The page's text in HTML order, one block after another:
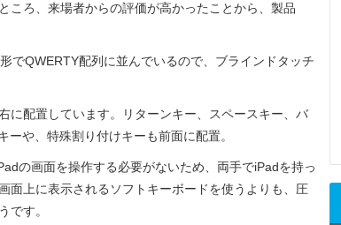
ころ、来場者からの評価が高かったことから、製品
でQWERTY配列に並んでいるので、ブラインドタッチ
配置しています。リターンキー、スペースキー、バ
や、特殊割り付けキーも前面に配置。
の画面を操作する必要がないため、両手でiPadを持っ
面上に表示されるソフトキーボードを使うよりも、圧
です。